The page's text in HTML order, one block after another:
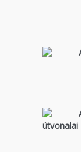
útvonalai